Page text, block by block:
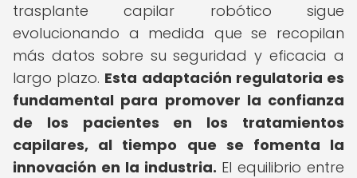
trasplante capilar robótico sigue
evolucionando a medida que se recopilan
más datos sobre su seguridad y eficacia a
largo plazo. Esta adaptación regulatoria es
fundamental para promover la confianza
de los pacientes en los tratamientos
capilares, al tiempo que se fomenta la
innovación en la industria. El equilibrio entre